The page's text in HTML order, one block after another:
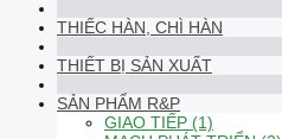
THIẾC HÀN, CHÌ HÀN
THIẾT BỊ SẢN XUẤT
SẢN PHẨM R&P
GIAO TIẾP (1)